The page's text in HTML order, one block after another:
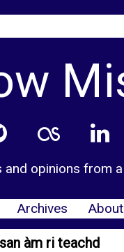
and opinions from
Archives
àm ri teachd